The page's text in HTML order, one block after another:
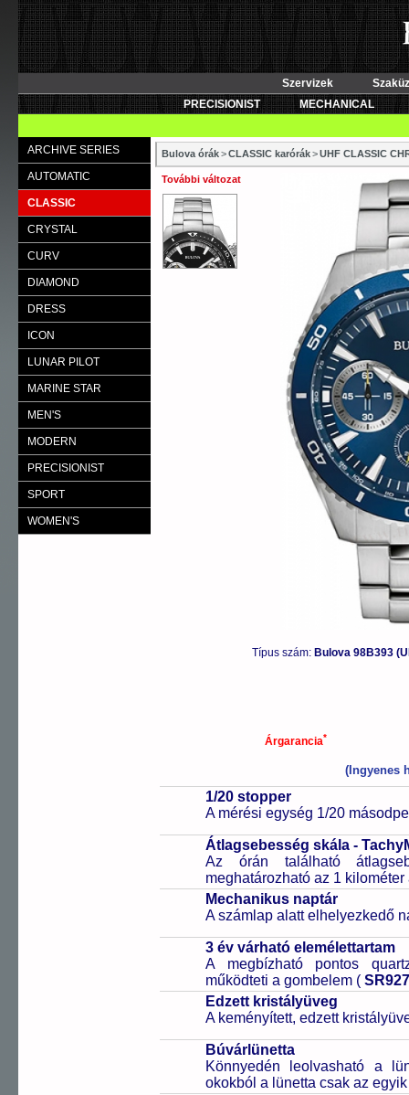
Szervizek
PRECISIONIST
MECHANICAL
ARCHIVE SERIES
AUTOMATIC
CLASSIC
CRYSTAL
CURV
DIAMOND
DRESS
ICON
LUNAR PILOT
MARINE STAR
MEN'S
MODERN
PRECISIONIST
SPORT
WOMEN'S
Bulova órák>CLASSIC karórák>UHF CLASSIC
További változat
Típus szám: Bulova 98B393
Árgarancia*
(Ingyenes
1/20 stopper
A mérési egység 1/20
Átlagsebesség skála -
Az órán található
meghatározható az 1
Mechanikus naptár
A számlap alatt elhelyezkedő
3 év várható elemélettartam
A megbízható pontos
működteti a gombelem (
Edzett kristályüveg
A keményített, edzett
Búvárlünetta
Könnyedén leolvasható a
okokból a lünetta csak az